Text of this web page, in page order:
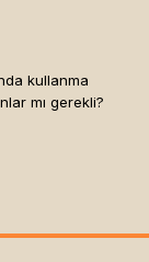
kullanma
mı gerekli?